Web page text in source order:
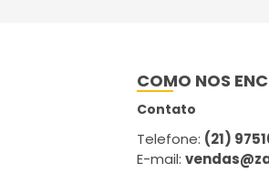
COMO NOS
Contato
Telefone: (21)
E-mail: